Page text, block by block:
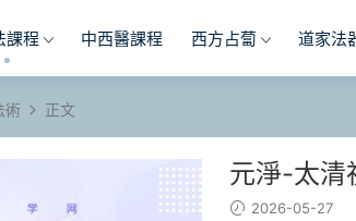
課程 中西醫課程 西方占蔔 道家法
術 正文
元淨-太清
2026-05-27